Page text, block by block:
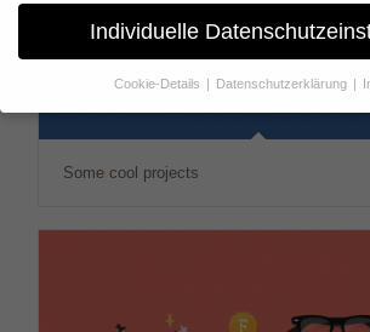
Some cool projects
Individuelle
Cookie-Details Datenschutzerklärung
freiwilligen Diensten geben möchten, müssen
Adressen), z. B. für personalisierte Anzeigen